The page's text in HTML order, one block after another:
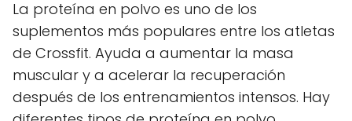
La proteína en polvo es uno de los
suplementos más populares entre los atletas
de Crossfit. Ayuda a aumentar la masa
muscular y a acelerar la recuperación
después de los entrenamientos intensos. Hay